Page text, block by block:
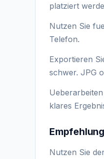
platziert
Nutzen Sie
Telefon.
Exportieren
schwer. JPG
klares
Empfehlung
Nutzen Sie